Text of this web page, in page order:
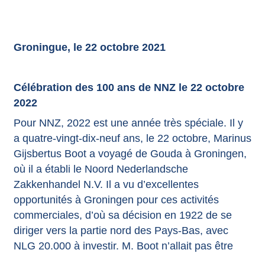
Groningue, le 22 octobre 2021
Célébration des 100 ans de NNZ le 22 octobre
2022
Pour NNZ, 2022 est une année très spéciale. Il y
a quatre-vingt-dix-neuf ans, le 22 octobre, Marinus
Gijsbertus Boot a voyagé de Gouda à Groningen,
où il a établi le Noord Nederlandsche
Zakkenhandel N.V. Il a vu d’excellentes
opportunités à Groningen pour ces activités
commerciales, d’où sa décision en 1922 de se
diriger vers la partie nord des Pays-Bas, avec
NLG 20.000 à investir. M. Boot n’allait pas être